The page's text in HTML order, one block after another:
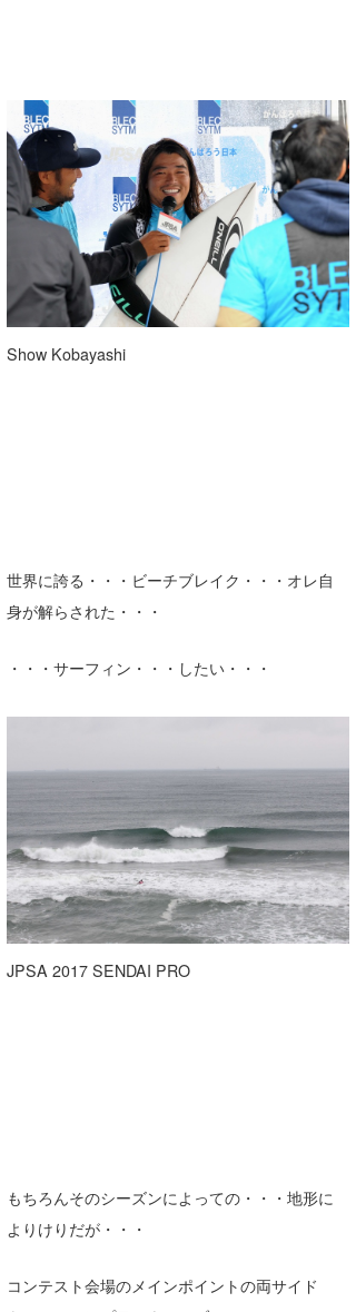
Show Kobayashi
世界に誇る・・・ビーチブレイク・・・オレ自
身が解らされた・・・
・・・サーフィン・・・したい・・・
JPSA 2017 SENDAI PRO
もちろんそのシーズンによっての・・・地形に
よりけりだが・・・
コンテスト会場のメインポイントの両サイド